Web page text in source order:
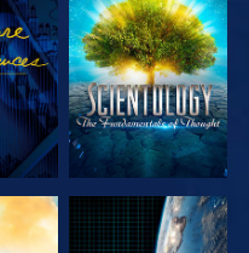
DÉCOUVRIR
LES SÉRIES